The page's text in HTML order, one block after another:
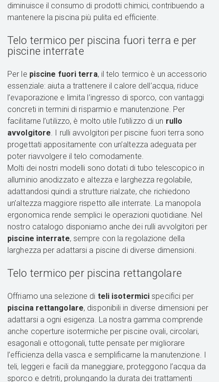
diminuisce il consumo di prodotti chimici, contribuendo a
mantenere la piscina più pulita ed efficiente.
Telo termico per piscina fuori terra e per
piscine interrate
Per le piscine fuori terra, il telo termico è un accessorio
essenziale: aiuta a trattenere il calore dell’acqua, riduce
l’evaporazione e limita l’ingresso di sporco, con vantaggi
concreti in termini di risparmio e manutenzione. Per
facilitarne l’utilizzo, è molto utile l’utilizzo di un rullo
avvolgitore . I rulli avvolgitori per piscine fuori terra sono
progettati appositamente con un’altezza adeguata per
poter riavvolgere il telo comodamente.
Molti dei nostri modelli sono dotati di tubo telescopico in
alluminio anodizzato e altezza e larghezza regolabile,
adattandosi quindi a strutture rialzate, che richiedono
un’altezza maggiore rispetto alle interrate. La manopola
ergonomica rende semplici le operazioni quotidiane. Nel
nostro catalogo disponiamo anche dei rulli avvolgitori per
piscine interrate, sempre con la regolazione della
larghezza per adattarsi a piscine di diverse dimensioni.
Telo termico per piscina rettangolare
Offriamo una selezione di teli isotermicispecifici per
piscina rettangolare, disponibili in diverse dimensioni per
adattarsi a ogni esigenza. La nostra gamma comprende
anche coperture isotermiche per piscine ovali, circolari,
esagonali e ottogonali, tutte pensate per migliorare
l’efficienza della vasca e semplificarne la manutenzione. I
teli, leggeri e facili da maneggiare, proteggono l’acqua da
sporco e detriti, prolungando la durata dei trattamenti